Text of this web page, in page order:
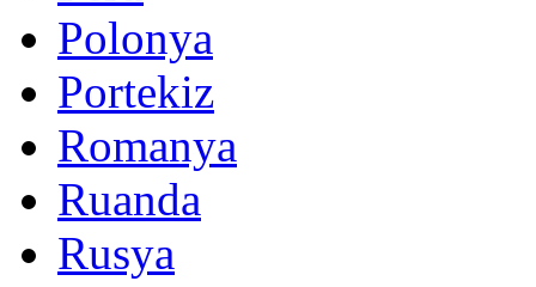
Polonya
Portekiz
Romanya
Ruanda
Rusya